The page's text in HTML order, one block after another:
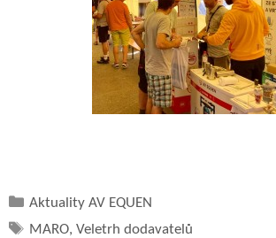
Rubriky
Aktuality AV EQUEN
Štítky
MARO,Veletrh dodavatelů